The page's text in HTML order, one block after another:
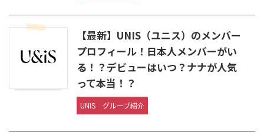
【最新】UNIS（ユニス）のメンバー
プロフィール！日本人メンバーがい
る！？デビューはいつ？ナナが人気
って本当！？
UNIS グループ紹介